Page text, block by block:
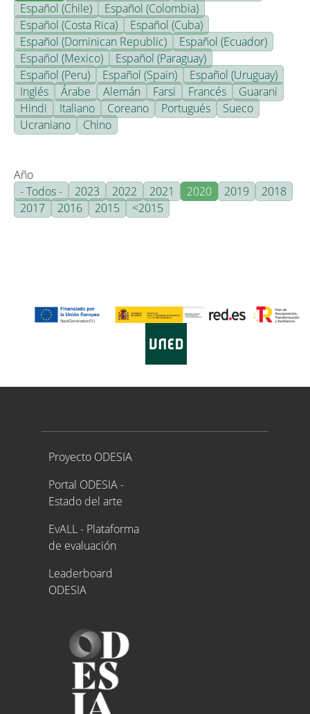
Español (Chile)
Español (Colombia)
Español (Costa Rica)
Español (Cuba)
Español (Dominican Republic)
Español (Ecuador)
Español (Mexico)
Español (Paraguay)
Español (Peru)
Español (Spain)
Español (Uruguay)
Inglés
Árabe Alemán Farsi Francés
Guarani
Hindi
Italiano Coreano Portugués
Sueco
Ucraniano
Chino
Año
- Todos -
2023 2022 2021 2020 2019
2018
2017
2016 2015 <2015
Proyecto ODESIA
Proyecto ODESIA
Portal ODESIA -
Estado del arte
EvALL - Plataforma
de evaluación
Leaderboard
ODESIA